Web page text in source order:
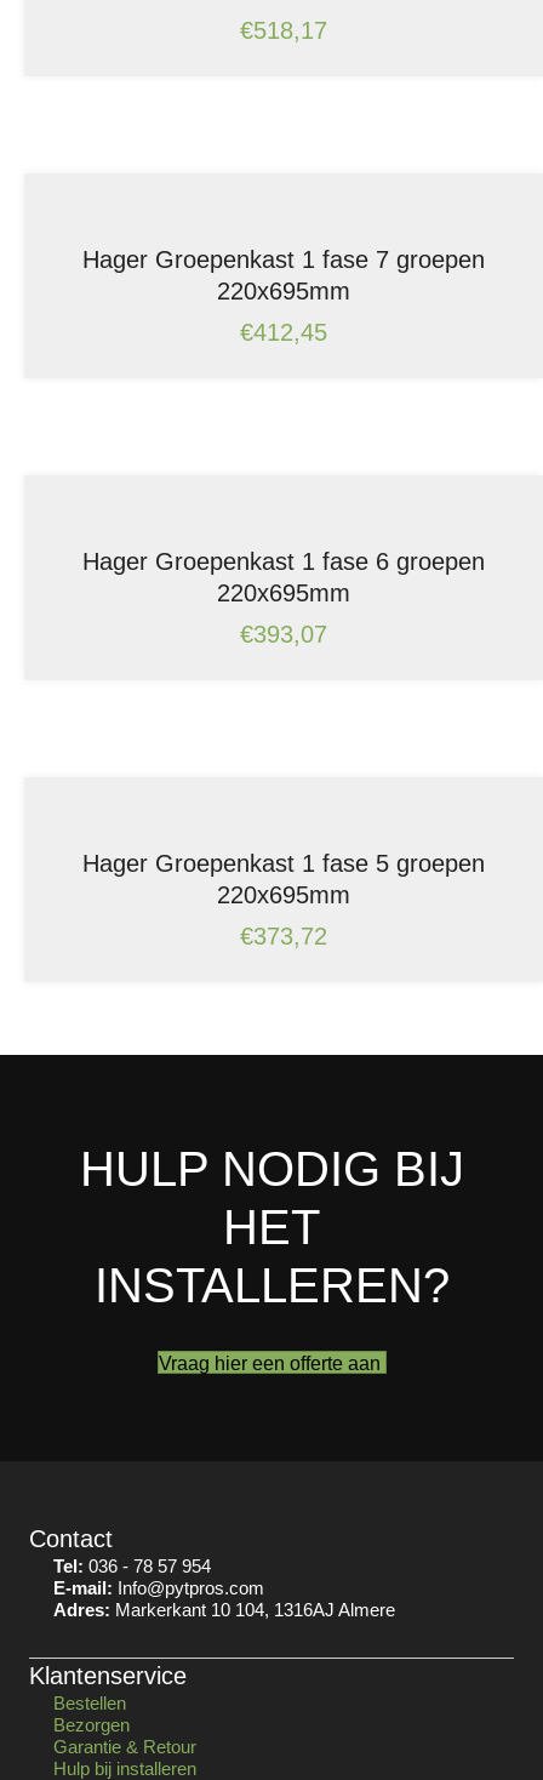
€518,17
Hager Groepenkast 1 fase 7 groepen
220x695mm
€412,45
Hager Groepenkast 1 fase 6 groepen
220x695mm
€393,07
Hager Groepenkast 1 fase 5 groepen
220x695mm
€373,72
HULP NODIG BIJ
HET
INSTALLEREN?
Vraag hier een offerte aan
Contact
Tel: 036 - 78 57 954
E-mail: Info@pytpros.com
Adres: Markerkant 10 104, 1316AJ Almere
Klantenservice
Bestellen
Bezorgen
Garantie & Retour
Hulp bij installeren